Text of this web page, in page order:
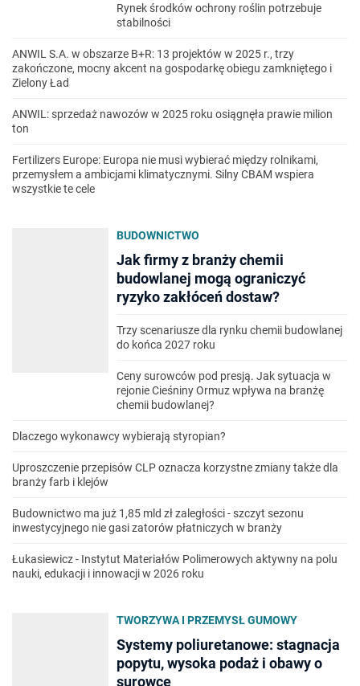
Rynek środków ochrony roślin potrzebuje
stabilności
ANWIL S.A. w obszarze B+R: 13 projektów w 2025 r., trzy
zakończone, mocny akcent na gospodarkę obiegu zamkniętego i
Zielony Ład
ANWIL: sprzedaż nawozów w 2025 roku osiągnęła prawie milion
ton
Fertilizers Europe: Europa nie musi wybierać między rolnikami,
przemysłem a ambicjami klimatycznymi. Silny CBAM wspiera
wszystkie te cele
BUDOWNICTWO
Jak firmy z branży chemii
budowlanej mogą ograniczyć
ryzyko zakłóceń dostaw?
Trzy scenariusze dla rynku chemii budowlanej
do końca 2027 roku
Ceny surowców pod presją. Jak sytuacja w
rejonie Cieśniny Ormuz wpływa na branżę
chemii budowlanej?
Dlaczego wykonawcy wybierają styropian?
Uproszczenie przepisów CLP oznacza korzystne zmiany także dla
branży farb i klejów
Budownictwo ma już 1,85 mld zł zaległości - szczyt sezonu
inwestycyjnego nie gasi zatorów płatniczych w branży
Łukasiewicz - Instytut Materiałów Polimerowych aktywny na polu
nauki, edukacji i innowacji w 2026 roku
TWORZYWA I PRZEMYSŁ GUMOWY
Systemy poliuretanowe: stagnacja
popytu, wysoka podaż i obawy o
surowce